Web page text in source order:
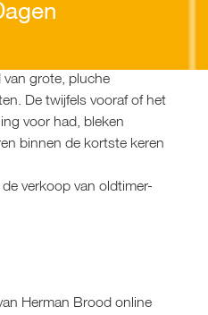
grote, pluche
De twijfels vooraf of het
voor had, bleken
binnen de kortste keren
verkoop van oldtimer-
Herman Brood online